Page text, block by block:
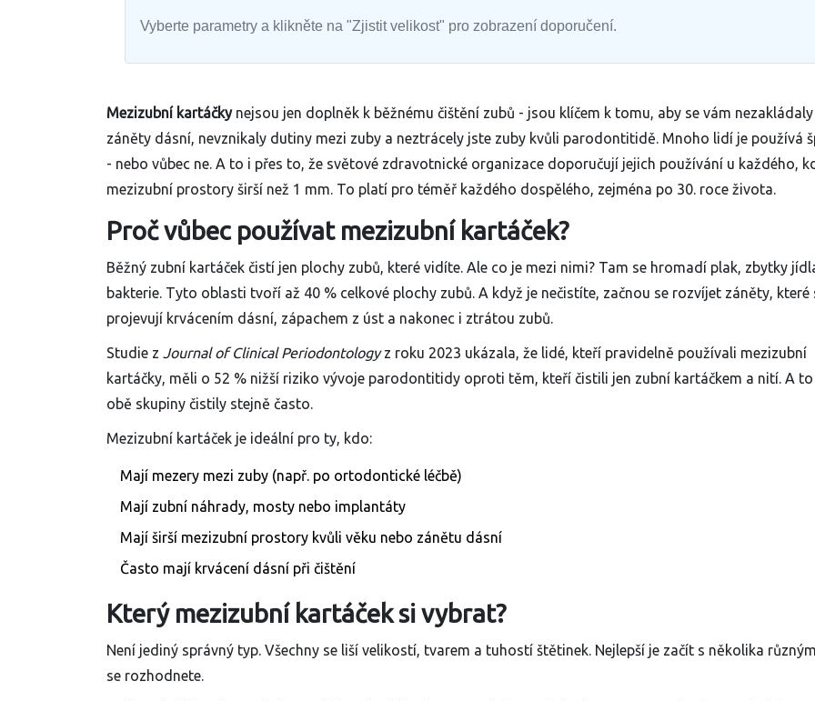
Vyberte parametry a klikněte na "Zjistit velikost" pro zobrazení doporučení.
Mezizubní kartáčkynejsou jen doplněk k běžnému čištění zubů - jsou klíčem k tomu, aby se vám nezakládaly
záněty dásní, nevznikaly dutiny mezi zuby a neztrácely jste zuby kvůli parodontitidě. Mnoho lidí je používá
- nebo vůbec ne. A to i přes to, že světové zdravotnické organizace doporučují jejich používání u každého,
mezizubní prostory širší než 1 mm. To platí pro téměř každého dospělého, zejména po 30. roce života.
Proč vůbec používat mezizubní kartáček?
Běžný zubní kartáček čistí jen plochy zubů, které vidíte. Ale co je mezi nimi? Tam se hromadí plak, zbytky
bakterie. Tyto oblasti tvoří až 40 % celkové plochy zubů. A když je nečistíte, začnou se rozvíjet záněty, které
projevují krvácením dásní, zápachem z úst a nakonec i ztrátou zubů.
Studie z Journal of Clinical Periodontologyz roku 2023 ukázala, že lidé, kteří pravidelně používali mezizubní
kartáčky, měli o 52 % nižší riziko vývoje parodontitidy oproti těm, kteří čistili jen zubní kartáčkem a nití. A
obě skupiny čistily stejně často.
Mezizubní kartáček je ideální pro ty, kdo:
Mají mezery mezi zuby (např. po ortodontické léčbě)
Mají zubní náhrady, mosty nebo implantáty
Mají širší mezizubní prostory kvůli věku nebo zánětu dásní
Často mají krvácení dásní při čištění
Který mezizubní kartáček si vybrat?
Není jediný správný typ. Všechny se liší velikostí, tvarem a tuhostí štětinek. Nejlepší je začít s několika
se rozhodnete.